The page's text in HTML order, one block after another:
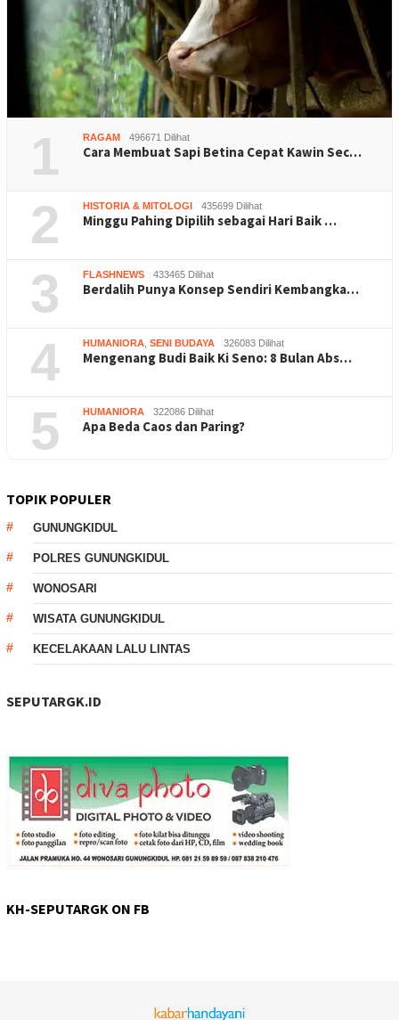
1 RAGAM 496671 Dilihat
Cara Membuat Sapi Betina Cepat Kawin Sec…
2 HISTORIA & MITOLOGI 435699 Dilihat
Minggu Pahing Dipilih sebagai Hari Baik …
3 FLASHNEWS 433465 Dilihat
Berdalih Punya Konsep Sendiri Kembangka…
4 HUMANIORA SENI BUDAYA 326083 Dilihat
Mengenang Budi Baik Ki Seno: 8 Bulan Abs…
5 HUMANIORA 322086 Dilihat
Apa Beda Caos dan Paring?
TOPIK POPULER
GUNUNGKIDUL
POLRES GUNUNGKIDUL
WONOSARI
WISATA GUNUNGKIDUL
KECELAKAAN LALU LINTAS
SEPUTARGK.ID
KH-SEPUTARGK ON FB